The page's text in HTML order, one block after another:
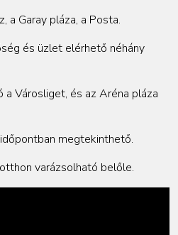
a Garay pláza, a Posta.
és üzlet elérhető néhány
Városliget, és az Aréna pláza
megtekinthető.
varázsolható belőle.